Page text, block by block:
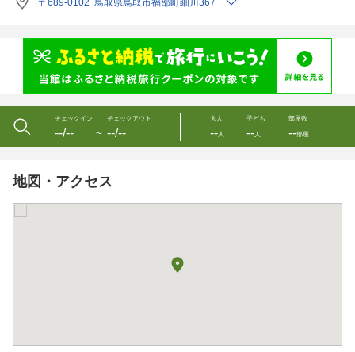
〒689-0102 鳥取県鳥取市福部町細川367
チェックイン
--/-- 〜
チェックアウト
--/--
大人
--人
子ども
--人
部屋数
--部屋
地図・アクセス